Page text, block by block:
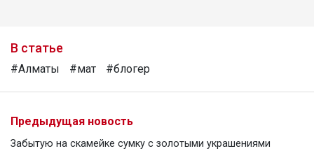
В статье
#Алматы #мат #блогер
Предыдущая новость
Забытую на скамейке сумку с золотыми украшениями